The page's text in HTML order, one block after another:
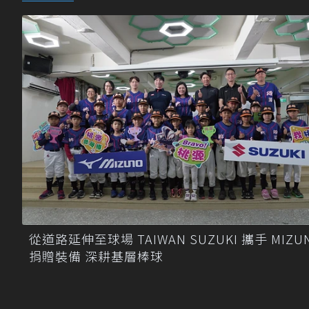
從道路延伸至球場 TAIWAN SUZUKI 攜手
捐贈裝備 深耕基層棒球